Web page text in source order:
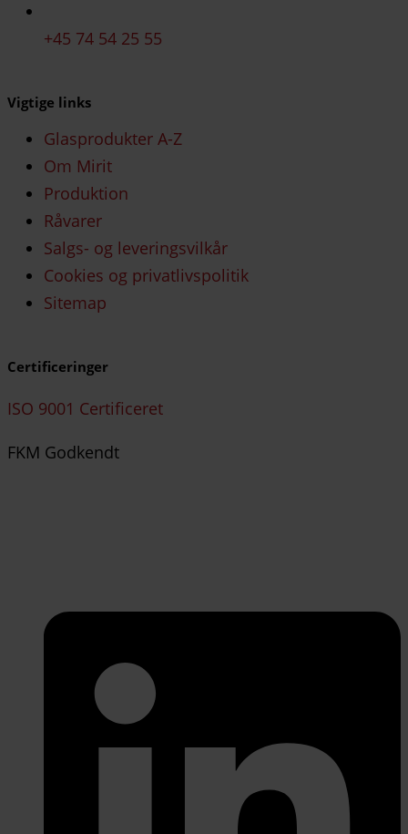
+45 74 54 25 55
Vigtige links
Glasprodukter A-Z
Om Mirit
Produktion
Råvarer
Salgs- og leveringsvilkår
Cookies og privatlivspolitik
Sitemap
Certificeringer
ISO 9001 Certificeret
FKM Godkendt